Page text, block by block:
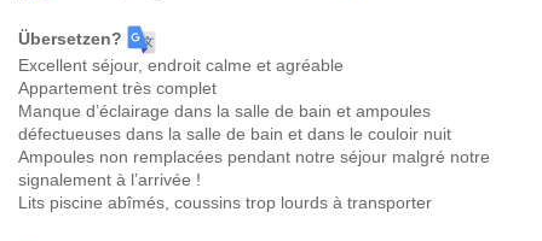
Übersetzen?
Excellent séjour, endroit calme et agréable
Appartement très complet
Manque d’éclairage dans la salle de bain et ampoules
défectueuses dans la salle de bain et dans le couloir nuit
Ampoules non remplacées pendant notre séjour malgré notre
signalement à l’arrivée !
Lits piscine abîmés, coussins trop lourds à transporter